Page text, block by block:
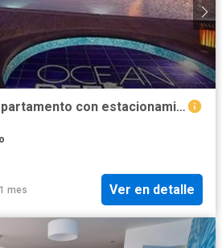
Alquilo Hermoso departamento con estacionamiento y deposito en Ocean Reef San Bartolo
mes Ver en detalle